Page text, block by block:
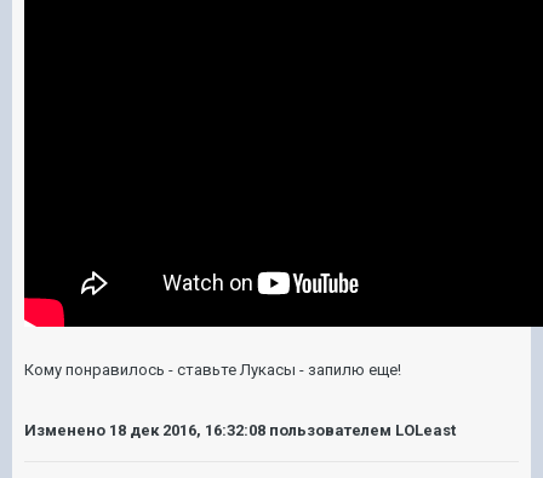
Кому понравилось - ставьте Лукасы - запилю еще!
Изменено 18 дек 2016, 16:32:08 пользователем LOLeast